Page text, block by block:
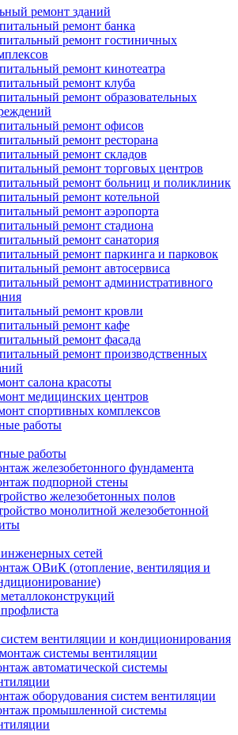
ремонт зданий
ремонт банка
ремонт гостиничных
ремонт кинотеатра
ремонт клуба
ремонт образовательных
ремонт офисов
ремонт ресторана
ремонт складов
ремонт торговых центров
ремонт больниц и поликлиник
ремонт котельной
ремонт аэропорта
ремонт стадиона
ремонт санатория
ремонт паркинга и парковок
ремонт автосервиса
ремонт административного
ремонт кровли
ремонт кафе
ремонт фасада
ремонт производственных
салона красоты
медицинских центров
спортивных комплексов
работы
работы
железобетонного фундамента
подпорной стены
железобетонных полов
монолитной железобетонной
сетей
ОВиК (отопление, вентиляция и
вентиляции и кондиционирования
системы вентиляции
автоматической системы
оборудования систем вентиляции
промышленной системы